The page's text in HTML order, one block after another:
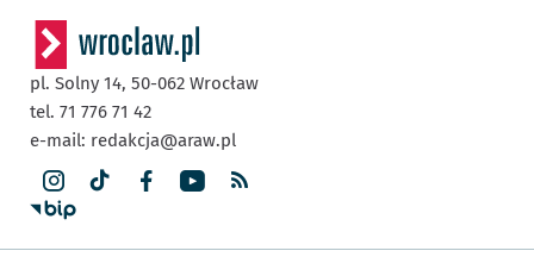
pl. Solny 14, 50-062 Wrocław
tel. 71 776 71 42
e-mail: redakcja@araw.pl